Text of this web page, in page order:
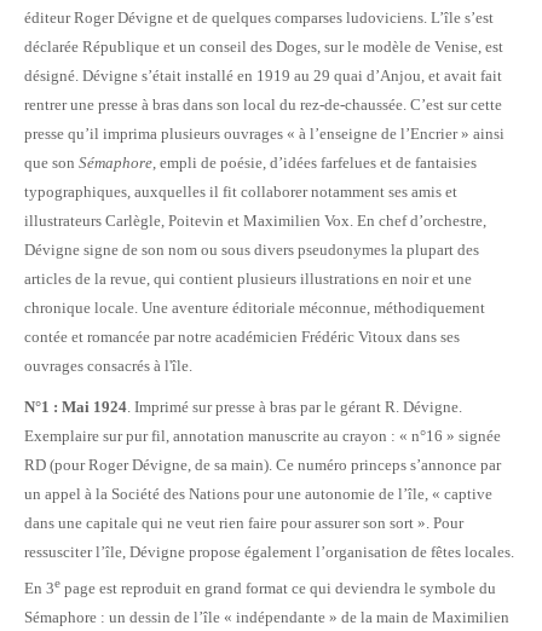
éditeur Roger Dévigne et de quelques comparses ludoviciens. L’île s’est
déclarée République et un conseil des Doges, sur le modèle de Venise, est
désigné. Dévigne s’était installé en 1919 au 29 quai d’Anjou, et avait fait
rentrer une presse à bras dans son local du rez-de-chaussée. C’est sur cette
presse qu’il imprima plusieurs ouvrages « à l’enseigne de l’Encrier » ainsi
que son Sémaphore, empli de poésie, d’idées farfelues et de fantaisies
typographiques, auxquelles il fit collaborer notamment ses amis et
illustrateurs Carlègle, Poitevin et Maximilien Vox. En chef d’orchestre,
Dévigne signe de son nom ou sous divers pseudonymes la plupart des
articles de la revue, qui contient plusieurs illustrations en noir et une
chronique locale. Une aventure éditoriale méconnue, méthodiquement
contée et romancée par notre académicien Frédéric Vitoux dans ses
ouvrages consacrés à l'île.
N°1 : Mai 1924. Imprimé sur presse à bras par le gérant R. Dévigne.
Exemplaire sur pur fil, annotation manuscrite au crayon : « n°16 » signée
RD (pour Roger Dévigne, de sa main). Ce numéro princeps s’annonce par
un appel à la Société des Nations pour une autonomie de l’île, « captive
dans une capitale qui ne veut rien faire pour assurer son sort ». Pour
ressusciter l’île, Dévigne propose également l’organisation de fêtes locales.
En 3e page est reproduit en grand format ce qui deviendra le symbole du
Sémaphore : un dessin de l’île « indépendante » de la main de Maximilien